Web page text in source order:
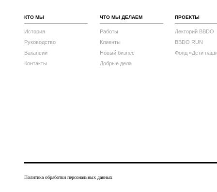
КТО МЫ
История
Руководство
Вакансии
Контакты
ЧТО МЫ ДЕЛАЕМ
Работы
Клиенты
Новый бизнес
Добрые дела
ПРОЕКТЫ
Лекторий BBDO
BBDO RUN
Фонд «Дети
Политика обработки персональных данных